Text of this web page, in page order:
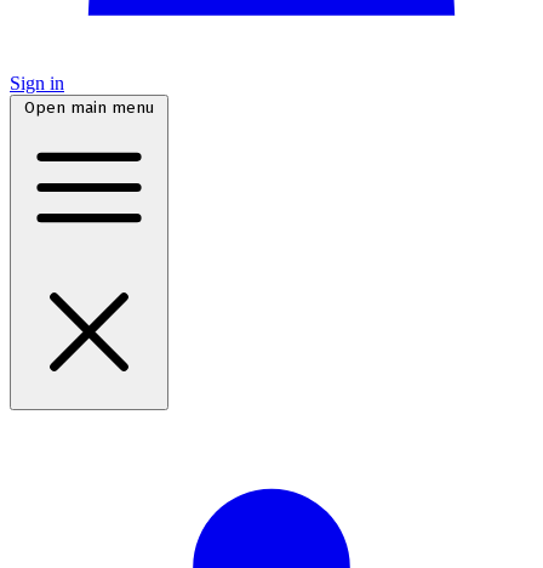
Sign in
Open main menu